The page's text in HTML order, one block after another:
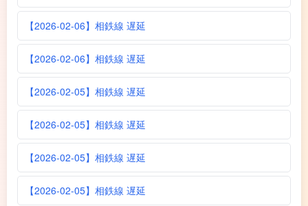
【2026-02-06】相鉄線 遅延
【2026-02-06】相鉄線 遅延
【2026-02-05】相鉄線 遅延
【2026-02-05】相鉄線 遅延
【2026-02-05】相鉄線 遅延
【2026-02-05】相鉄線 遅延